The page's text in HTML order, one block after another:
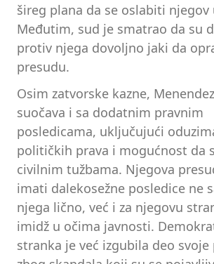
šireg plana da se oslabiti njegov
Međutim, sud je smatrao da su
protiv njega dovoljno jaki da
presudu.
Osim zatvorske kazne,
suočava i sa dodatnim pravnim
posledicama, uključujući
političkih prava i mogućnost da
civilnim tužbama. Njegova
imati dalekosežne posledice ne
njega lično, već i za njegovu
imidž u očima javnosti.
stranka je već izgubila deo svoje